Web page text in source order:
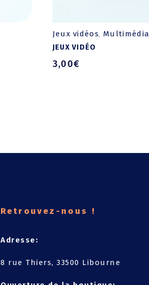
Jeux vidéos, Multimédia
JEUX VIDÉO
3,00€
Retrouvez-nous !
Adresse:
8 rue Thiers, 33500 Libourne